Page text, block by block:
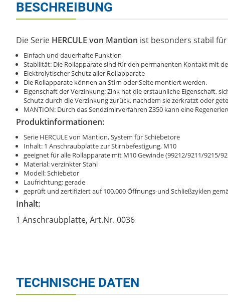
BESCHREIBUNG
Die Serie HERCULE von Mantion ist besonders stabil
Einfach und dauerhafte Funktion
Stabilität: Die Rollapparate sind für den permanenten Kontakt mit
Elektrolytischer Schutz aller Rollapparate
Die Rollapparate können an Stirn oder Seite montiert werden.
Eigenschaft der Verzinkung: Zink hat die erstaunliche Eigenschaft,
Schutz durch die Verzinkung zurück, nachdem sie zerkratzt oder
MANTION: Durch das Sendzimirverfahren Z350 kann eine
Produktinformationen:
Serie HERCULE von Mantion, System für Schiebetore
Inhalt: 1 Anschraubplatte zur Stirnbefestigung, M10
geeignet für alle Rollapparate mit M10 Gewinde (99212/9211/9215/
Material: verzinkter Stahl
Modell: Schiebetor
Laufrichtung: gerade
geprüft und zertifiziert auf 100.000 Öffnungs-und Schließzyklen
Inhalt:
1 Anschraubplatte, Art.Nr. 0036
TECHNISCHE DATEN